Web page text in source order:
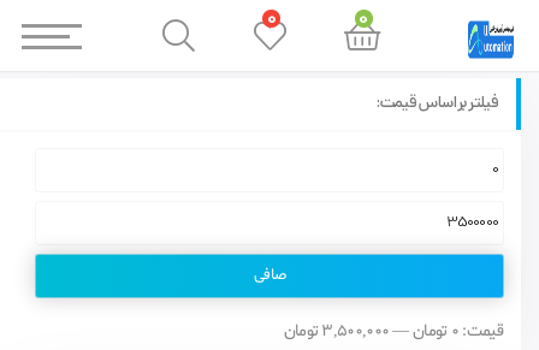
فیلتر براساس قیمت:
صافی
قيمت: 0 تومان —3,500,000 تومان
0
0